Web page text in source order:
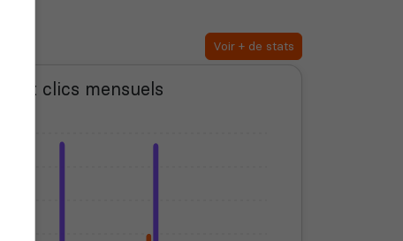
Voir + de stats
et clics mensuels